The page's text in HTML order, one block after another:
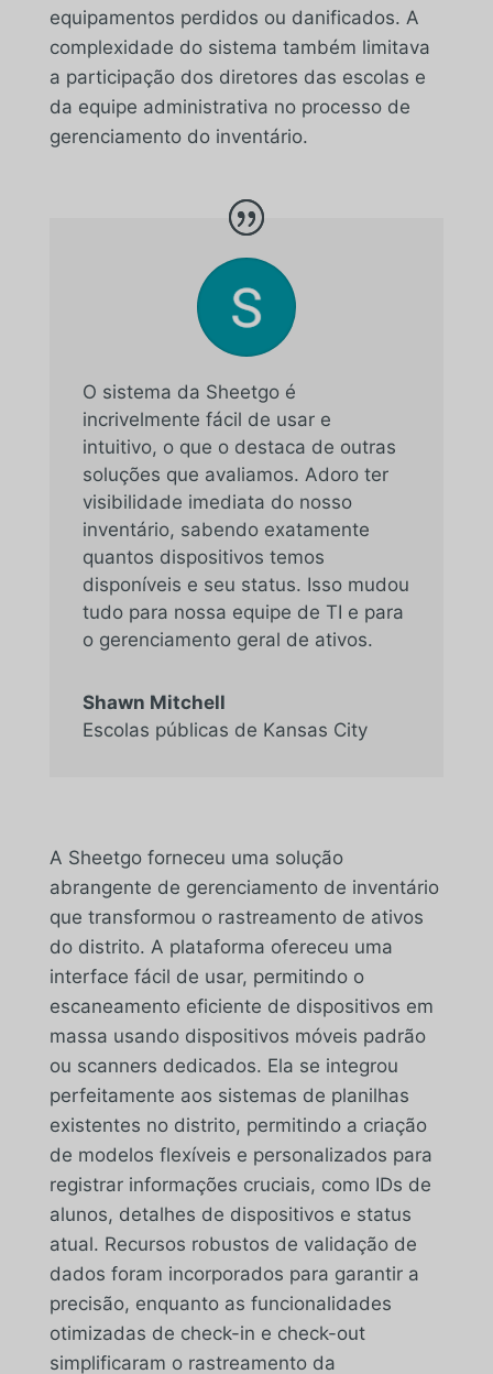
equipamentos perdidos ou danificados. A
complexidade do sistema também limitava
a participação dos diretores das escolas e
da equipe administrativa no processo de
gerenciamento do inventário.
O sistema da Sheetgo é
incrivelmente fácil de usar e
intuitivo, o que o destaca de outras
soluções que avaliamos. Adoro ter
visibilidade imediata do nosso
inventário, sabendo exatamente
quantos dispositivos temos
disponíveis e seu status. Isso mudou
tudo para nossa equipe de TI e para
o gerenciamento geral de ativos.
Shawn Mitchell
Escolas públicas de Kansas City
A Sheetgo forneceu uma solução
abrangente de gerenciamento de inventário
que transformou o rastreamento de ativos
do distrito. A plataforma ofereceu uma
interface fácil de usar, permitindo o
escaneamento eficiente de dispositivos em
massa usando dispositivos móveis padrão
ou scanners dedicados. Ela se integrou
perfeitamente aos sistemas de planilhas
existentes no distrito, permitindo a criação
de modelos flexíveis e personalizados para
registrar informações cruciais, como IDs de
alunos, detalhes de dispositivos e status
atual. Recursos robustos de validação de
dados foram incorporados para garantir a
precisão, enquanto as funcionalidades
otimizadas de check-in e check-out
simplificaram o rastreamento da